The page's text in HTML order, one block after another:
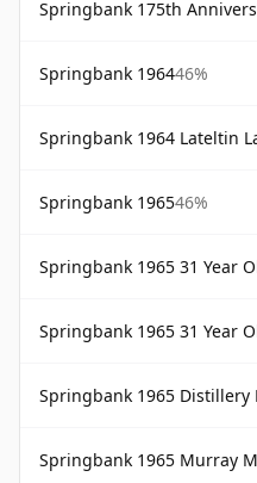
Springbank 175th
Springbank 196446%
Springbank 1964 Lateltin Lanz
Springbank 196546%
Springbank 1965 31 Year Old
Springbank 1965 31 Year
Springbank 1965 Distillery
Springbank 1965 Murray